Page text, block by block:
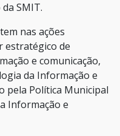
SMIT.
nas ações
estratégico de
e comunicação,
da Informação e
pela Política Municipal
Informação e